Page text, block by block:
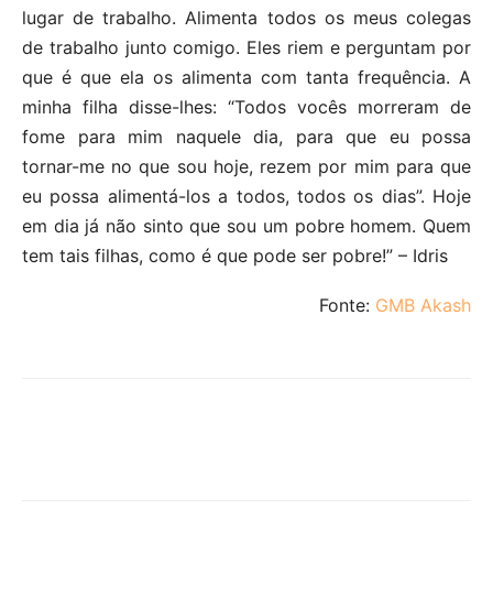
lugar de trabalho. Alimenta todos os meus colegas
de trabalho junto comigo. Eles riem e perguntam por
que é que ela os alimenta com tanta frequência. A
minha filha disse-lhes: “Todos vocês morreram de
fome para mim naquele dia, para que eu possa
tornar-me no que sou hoje, rezem por mim para que
eu possa alimentá-los a todos, todos os dias”. Hoje
em dia já não sinto que sou um pobre homem. Quem
tem tais filhas, como é que pode ser pobre!” – Idris
Fonte: GMB Akash